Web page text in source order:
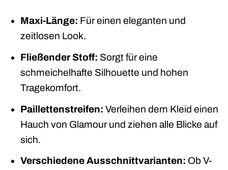
Maxi-Länge: Für einen eleganten und
zeitlosen Look.
Fließender Stoff: Sorgt für eine
schmeichelhafte Silhouette und hohen
Tragekomfort.
Paillettenstreifen: Verleihen dem Kleid einen
Hauch von Glamour und ziehen alle Blicke auf
sich.
Verschiedene Ausschnittvarianten: Ob V-